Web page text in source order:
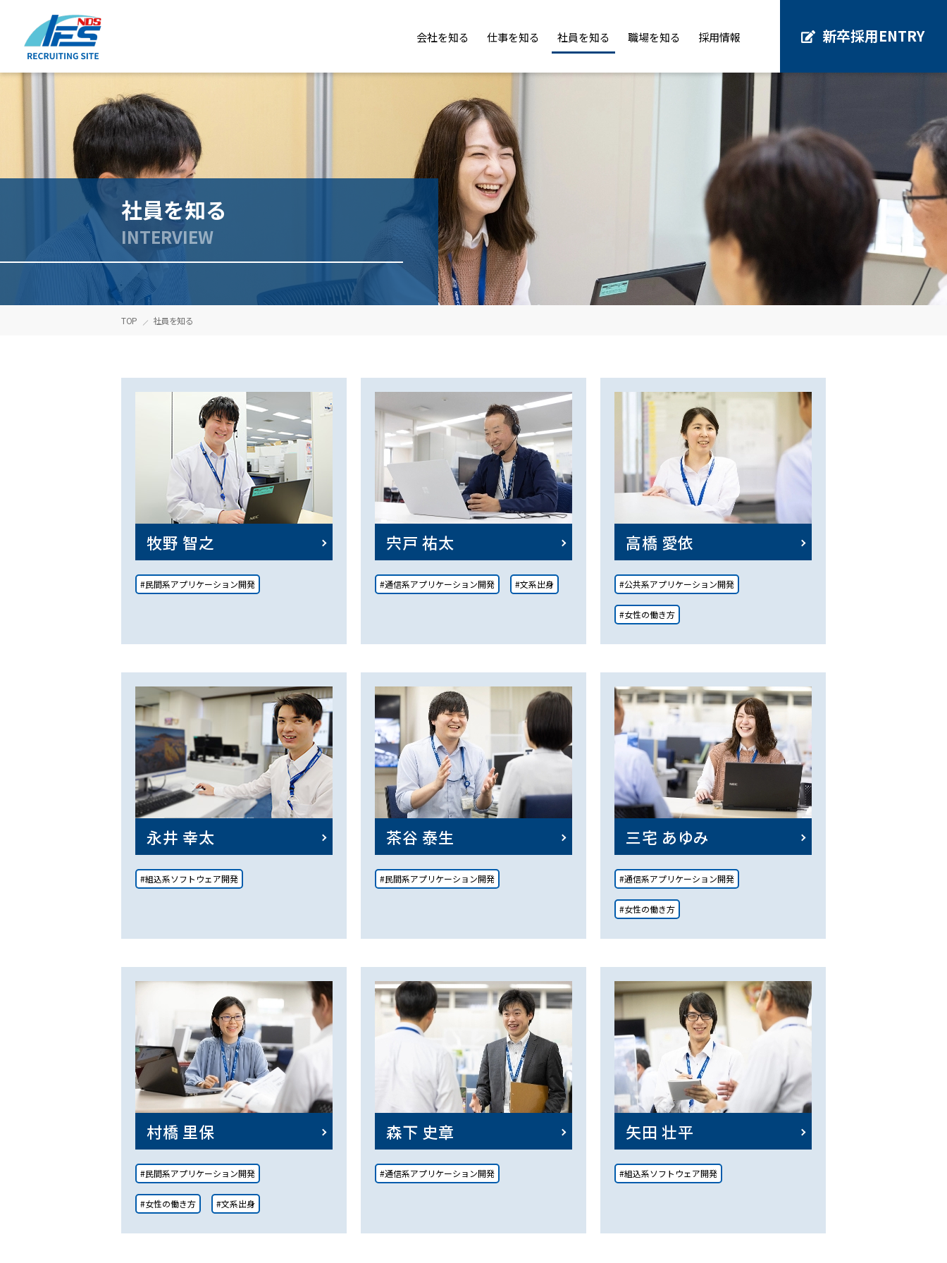
会社を知る 仕事を知る 社員を知る 職場を知る 採用情報 新卒採用ENTRY
社員を知る
INTERVIEW
TOP 社員を知る
牧野 智之
#民間系アプリケーション開発
宍戸 祐太
#通信系アプリケーション開発 #文系出身
高橋 愛依
#公共系アプリケーション開発
#女性の働き方
永井 幸太
#組込系ソフトウェア開発
茶谷 泰生
#民間系アプリケーション開発
三宅 あゆみ
#通信系アプリケーション開発
#女性の働き方
村橋 里保
#民間系アプリケーション開発
#女性の働き方 #文系出身
森下 史章
#通信系アプリケーション開発
矢田 壮平
#組込系ソフトウェア開発